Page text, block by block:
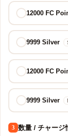
12000 FC
9999 Silver
12000 FC
9999 Silver
3 数量 / チャージ